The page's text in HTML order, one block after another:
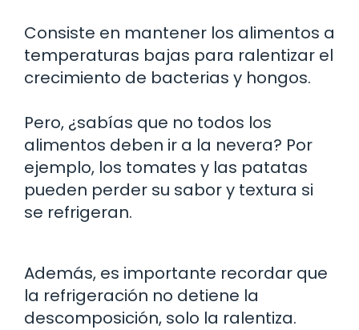
Consiste en mantener los alimentos a
temperaturas bajas para ralentizar el
crecimiento de bacterias y hongos.
Pero, ¿sabías que no todos los
alimentos deben ir a la nevera? Por
ejemplo, los tomates y las patatas
pueden perder su sabor y textura si
se refrigeran.
Además, es importante recordar que
la refrigeración no detiene la
descomposición, solo la ralentiza.